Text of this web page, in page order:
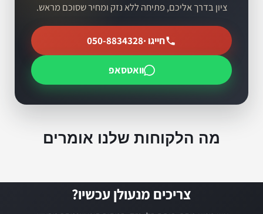
ציון בדרך אליכם, פתיחה ללא נזק ומחיר שסוכם מראש.
חייגו ·050-8834328
וואטסאפ
מה הלקוחות שלנו אומרים
צריכים מנעולן עכשיו?